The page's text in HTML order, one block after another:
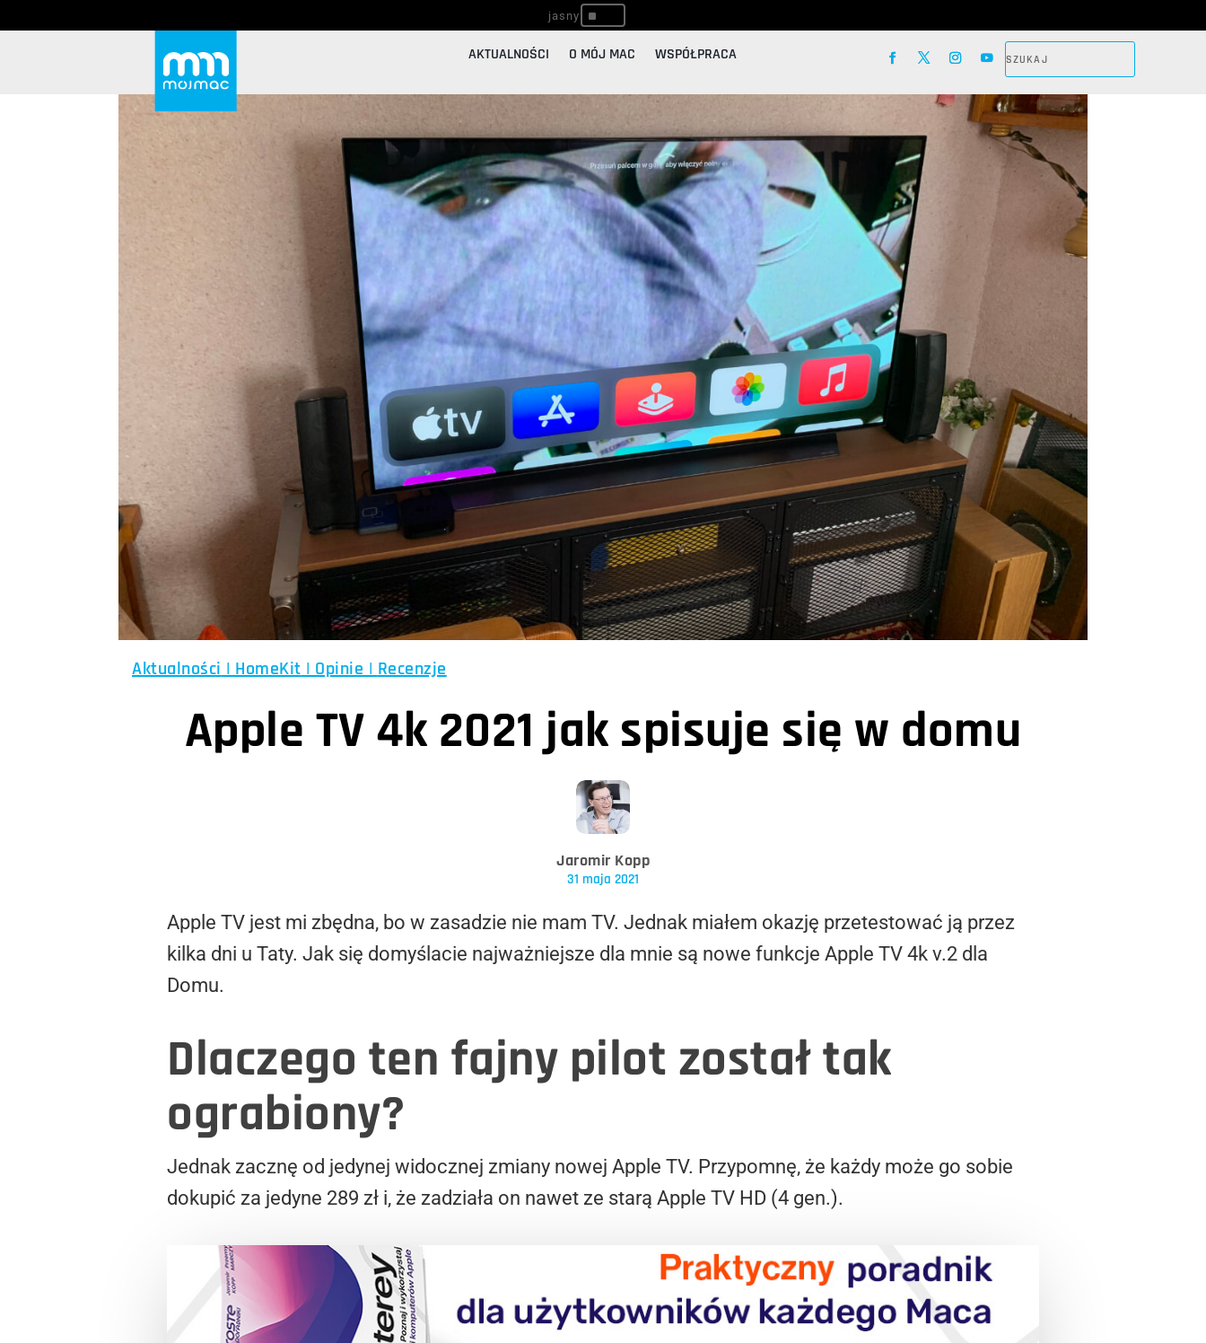
^
AKTUALNOŚCI O MÓJ MAC WSPÓŁPRACA
Aktualności | HomeKit | Opinie | Recenzje
Apple TV 4k 2021 jak spisuje się w domu
Jaromir Kopp
31 maja 2021
Apple TV jest mi zbędna, bo w zasadzie nie mam TV. Jednak miałem okazję przetestować ją przez
kilka dni u Taty. Jak się domyślacie najważniejsze dla mnie są nowe funkcje Apple TV 4k v.2 dla
Domu.
Dlaczego ten fajny pilot został tak
ograbiony?
Jednak zacznę od jedynej widocznej zmiany nowej Apple TV. Przypomnę, że każdy może go sobie
dokupić za jedyne 289 zł i, że zadziała on nawet ze starą Apple TV HD (4 gen.).